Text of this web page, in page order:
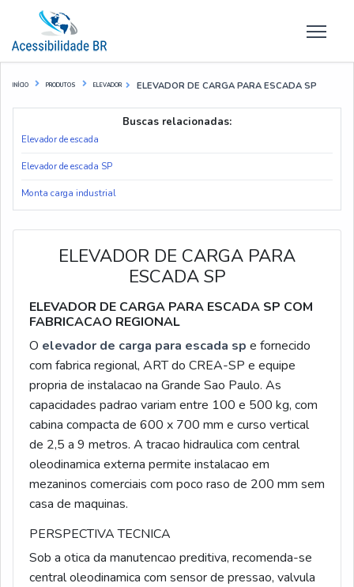
INÍCIO PRODUTOS ELEVADOR ELEVADOR DE CARGA PARA ESCADA SP
Buscas relacionadas:
Elevador de escada
Elevador de escada SP
Monta carga industrial
ELEVADOR DE CARGA PARA
ESCADA SP
ELEVADOR DE CARGA PARA ESCADA SP COM
FABRICACAO REGIONAL
O elevador de carga para escada sp e fornecido
com fabrica regional, ART do CREA-SP e equipe
propria de instalacao na Grande Sao Paulo. As
capacidades padrao variam entre 100 e 500 kg, com
cabina compacta de 600 x 700 mm e curso vertical
de 2,5 a 9 metros. A tracao hidraulica com central
oleodinamica externa permite instalacao em
mezaninos comerciais com poco raso de 200 mm sem
casa de maquinas.
PERSPECTIVA TECNICA
Sob a otica da manutencao preditiva, recomenda-se
central oleodinamica com sensor de pressao, valvula